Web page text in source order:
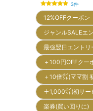
3件
12%OFFクーポン
ジャンルSALEエ
最強翌日エント
＋100円OFFク
＋10倍㌽(ママ割
＋1,000㌽(初サ
楽券(買い回りに)